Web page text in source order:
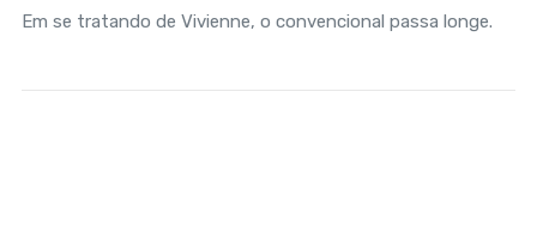
Em se tratando de Vivienne, o convencional passa longe.